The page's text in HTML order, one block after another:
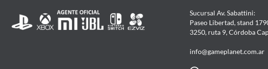
Sucursal Av. Sabattini:
Paseo Libertad, stand
3250, ruta 9, Córdoba
info@gameplanet.com.ar